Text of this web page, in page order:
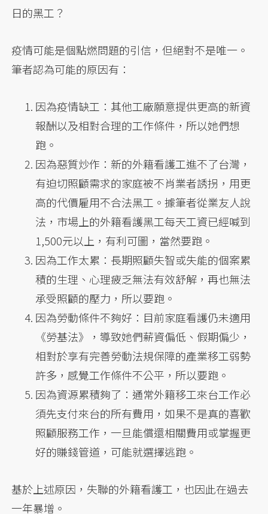
日的黑工？
疫情可能是個點燃問題的引信，但絕對不是唯一。
筆者認為可能的原因有：
因為疫情缺工：其他工廠願意提供更高的新資
報酬以及相對合理的工作條件，所以她們想
跑。
因為惡質炒作：新的外籍看護工進不了台灣，
有迫切照顧需求的家庭被不肖業者誘拐，用更
高的代價雇用不合法黑工。據筆者從業友人說
法，市場上的外籍看護黑工每天工資已經喊到
1,500元以上，有利可圖，當然要跑。
因為工作太累：長期照顧失智或失能的個案累
積的生理、心理疲乏無法有效舒解，再也無法
承受照顧的壓力，所以要跑。
因為勞動條件不夠好：目前家庭看護仍未適用
《勞基法》，導致她們薪資偏低、假期偏少，
相對於享有完善勞動法規保障的產業移工弱勢
許多，感覺工作條件不公平，所以要跑。
因為資源累積夠了：通常外籍移工來台工作必
須先支付來台的所有費用，如果不是真的喜歡
照顧服務工作，一旦能償還相關費用或掌握更
好的賺錢管道，可能就選擇逃跑。
基於上述原因，失聯的外籍看護工，也因此在過去
一年暴增。